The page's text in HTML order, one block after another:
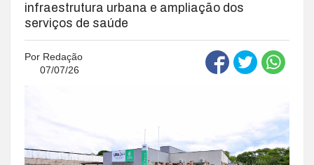
infraestrutura urbana e ampliação dos
serviços de saúde
Por Redação
07/07/26